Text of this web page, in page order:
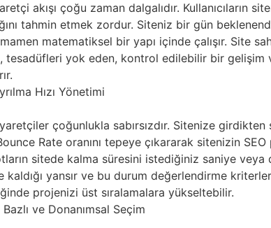
akışı çoğu zaman dalgalıdır. Kullanıcıların
tahmin etmek zordur. Siteniz bir gün
matematiksel bir yapı içinde çalışır. Site
tesadüfleri yok eden, kontrol edilebilir bir gelişim
Hızı Yönetimi
çoğunlukla sabırsızdır. Sitenize girdikten
Rate oranını tepeye çıkararak sitenizin
sitede kalma süresini istediğiniz saniye
kaldığı yansır ve bu durum değerlendirme
projenizi üst sıralamalara yükseltebilir.
ve Donanımsal Seçim